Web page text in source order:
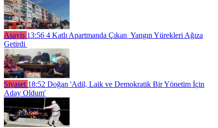
Asayiş 13:56 4 Katlı Apartmanda Çıkan Yangın Yürekleri Ağıza
Getirdi
Siyaset 18:52 Doğan 'Adil, Laik ve Demokratik Bir Yönetim İçin
Aday Oldum'